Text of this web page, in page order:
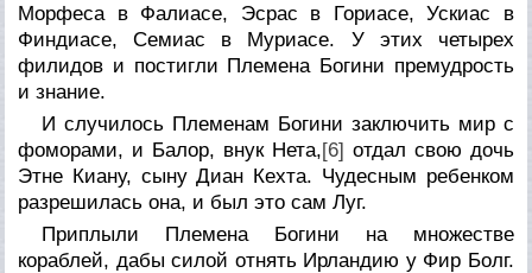
Морфеса в Фалиасе, Эсрас в Гориасе, Ускиас в
Финдиасе, Семиас в Муриасе. У этих четырех
филидов и постигли Племена Богини премудрость
и знание.
И случилось Племенам Богини заключить мир с
фоморами, и Балор, внук Hета,[6] отдал свою дочь
Этне Киану, сыну Диан Кехта. Чудесным ребенком
разрешилась она, и был это сам Луг.
Приплыли Племена Богини на множестве
кораблей, дабы силой отнять Ирландию у Фир Болг.